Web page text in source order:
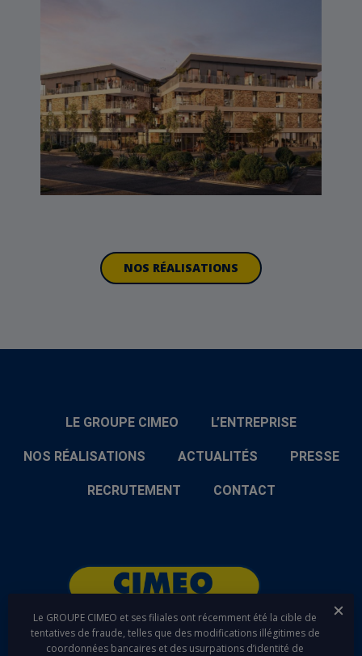
Le GROUPE CIMEO et ses filiales ont récemment été la cible de
tentatives de fraude, telles que des modifications illégitimes de
coordonnées bancaires et des usurpations d’identité de
RIVA – LARMOR PLAGE
(56)
NOS RÉALISATIONS
LE GROUPE CIMEO L’ENTREPRISE
NOS RÉALISATIONS ACTUALITÉS PRESSE
RECRUTEMENT CONTACT